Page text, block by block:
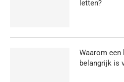
letten?
Waarom een
belangrijk is